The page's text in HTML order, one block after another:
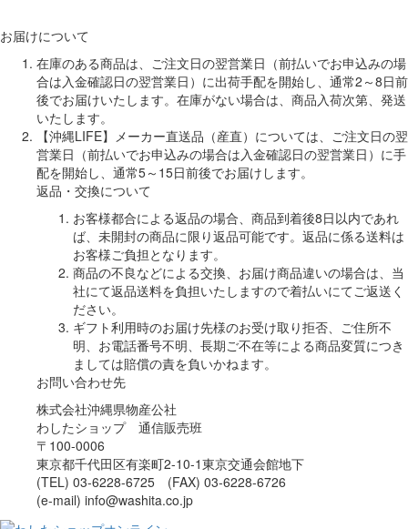
お届けについて
在庫のある商品は、ご注文日の翌営業日（前払いでお申込みの場
合は入金確認日の翌営業日）に出荷手配を開始し、通常2～8日前
後でお届けいたします。在庫がない場合は、商品入荷次第、発送
いたします。
【沖縄LIFE】メーカー直送品（産直）については、ご注文日の翌
営業日（前払いでお申込みの場合は入金確認日の翌営業日）に手
配を開始し、通常5～15日前後でお届けします。
返品・交換について
お客様都合による返品の場合、商品到着後8日以内であれ
ば、未開封の商品に限り返品可能です。返品に係る送料は
お客様ご負担となります。
商品の不良などによる交換、お届け商品違いの場合は、当
社にて返品送料を負担いたしますので着払いにてご返送く
ださい。
ギフト利用時のお届け先様のお受け取り拒否、ご住所不
明、お電話番号不明、長期ご不在等による商品変質につき
ましては賠償の責を負いかねます。
お問い合わせ先
株式会社沖縄県物産公社
わしたショップ 通信販売班
〒100-0006
東京都千代田区有楽町2-10-1東京交通会館地下
(TEL) 03-6228-6725 (FAX) 03-6228-6726
(e-mail) info@washita.co.jp